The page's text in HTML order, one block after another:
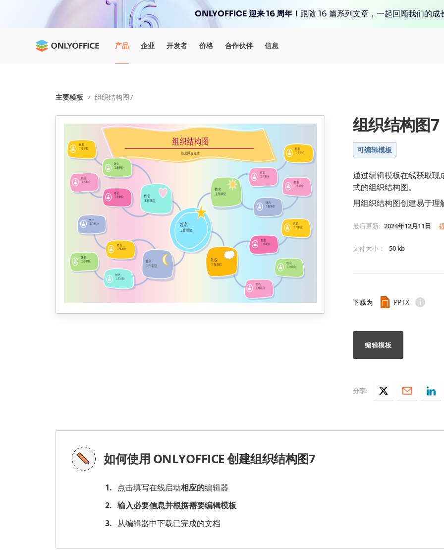
ONLYOFFICE 迎来 16 周年！ 跟随 16 篇系列文章，一起回顾我们的成
产品 企业 开发者 价格 合作伙伴 信息
主要模板 组织结构图7
组织结构图7
可编辑模板
通过编辑模板在线获取现
式的组织结构图。
用组织结构图创建易于理
最后更新: 2024年12月11日
文件大小 ： 50 kb
下载为 PPTX
编辑模板
分享:
如何使用 ONLYOFFICE 创建组织结构图7
点击填写在线启动相应的编辑器
输入必要信息并根据需要编辑模板
从编辑器中下载已完成的文档